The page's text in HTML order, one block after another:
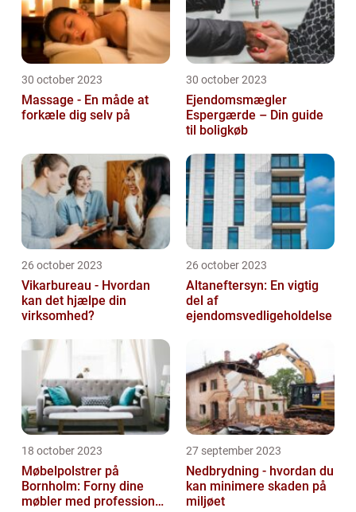
30 october 2023
Massage - En måde at
forkæle dig selv på
30 october 2023
Ejendomsmægler
Espergærde – Din guide
til boligkøb
26 october 2023
Vikarbureau - Hvordan
kan det hjælpe din
virksomhed?
26 october 2023
Altaneftersyn: En vigtig
del af
ejendomsvedligeholdelse
18 october 2023
Møbelpolstrer på
Bornholm: Forny dine
møbler med professionel
27 september 2023
Nedbrydning - hvordan du
kan minimere skaden på
miljøet